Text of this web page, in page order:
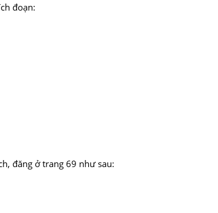
đoạn:
đăng ở trang 69 như sau: